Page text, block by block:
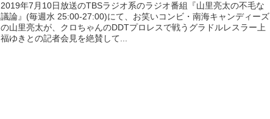
2019年7月10日放送のTBSラジオ系のラジオ番組『山里亮太の不毛な
議論』(毎週水 25:00-27:00)にて、お笑いコンビ・南海キャンディーズ
の山里亮太が、クロちゃんのDDTプロレスで戦うグラドルレスラー上
福ゆきとの記者会見を絶賛して...